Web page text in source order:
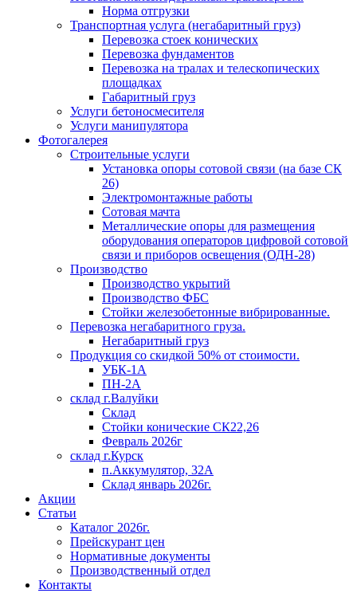
Норма отгрузки
Транспортная услуга (негабаритный груз)
Перевозка стоек конических
Перевозка фундаментов
Перевозка на тралах и телескопических
площадках
Габаритный груз
Услуги бетоносмесителя
Услуги манипулятора
Фотогалерея
Строительные услуги
Установка опоры сотовой связи (на базе СК
26)
Электромонтажные работы
Сотовая мачта
Металлические опоры для размещения
оборудования операторов цифровой сотовой
связи и приборов освещения (ОДН-28)
Производство
Производство укрытий
Производство ФБС
Стойки железобетонные вибрированные.
Перевозка негабаритного груза.
Негабаритный груз
Продукция со скидкой 50% от стоимости.
УБК-1А
ПН-2А
склад г.Валуйки
Склад
Стойки конические СК22,26
Февраль 2026г
склад г.Курск
п.Аккумулятор, 32А
Склад январь 2026г.
Акции
Статьи
Каталог 2026г.
Прейскурант цен
Нормативные документы
Производственный отдел
Контакты